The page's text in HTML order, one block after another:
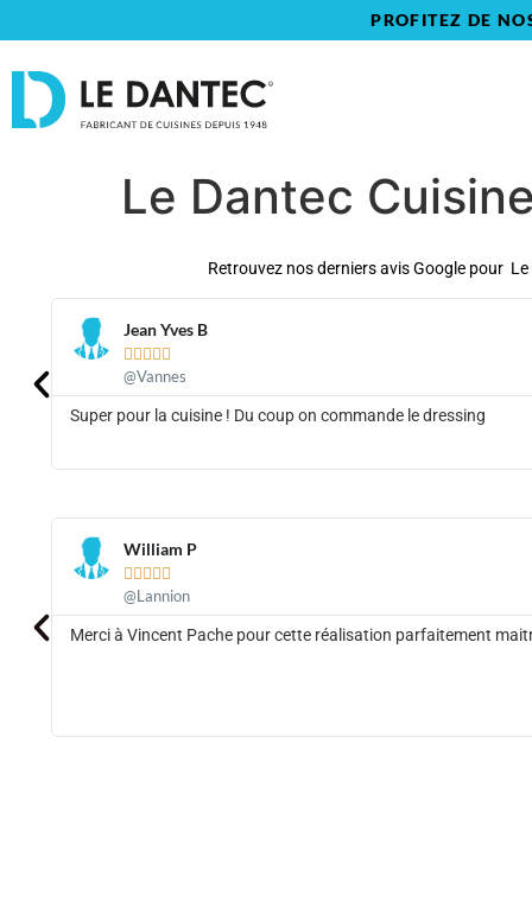
PROFITEZ DE
Le Dantec
Retrouvez nos derniers avis Google pour
Jean Yves B
    
@Vannes
Super pour la cuisine ! Du coup on commande le dressing
William P
    
@Lannion
Merci à Vincent Pache pour cette réalisation parfaitement